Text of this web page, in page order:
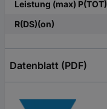
Leistung (max) P(TOT)
R(DS)(on)
Datenblatt (PDF)